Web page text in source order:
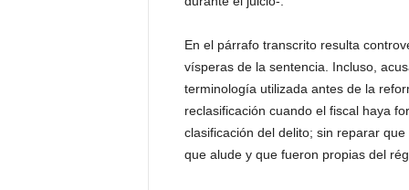
En el párrafo transcrito resulta
vísperas de la sentencia. Incluso,
terminología utilizada antes de la
reclasificación cuando el fiscal haya
clasificación del delito; sin reparar que
que alude y que fueron propias del